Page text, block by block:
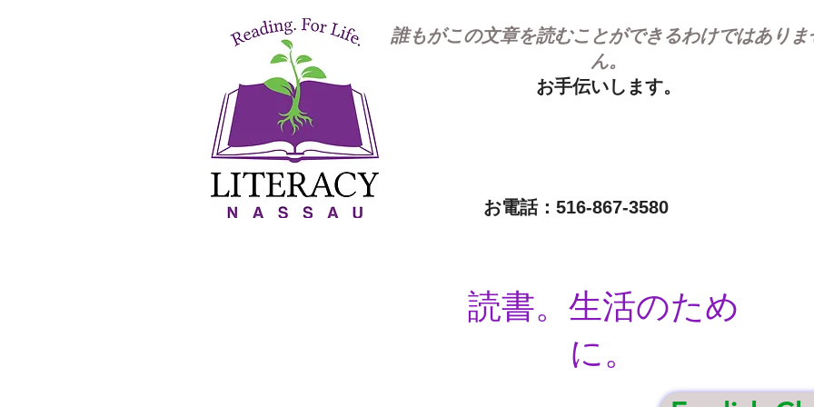
誰もがこの文章を読むことができるわけではありま
ん。
お手伝いします。
お電話：516-867-3580
読書。生活のため
に。